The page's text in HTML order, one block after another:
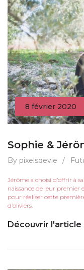
8 février 2020
Sophie &
By pixelsdevie /
Jérôme a choisi d’offrir à
naissance de leur premier
pour réaliser cette
d’oliviers.
Découvrir l'article